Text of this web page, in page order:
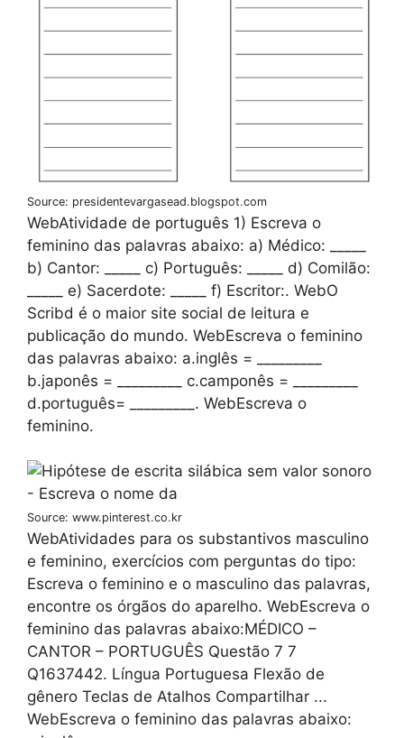
Source: presidentevargasead.blogspot.com
WebAtividade de português 1) Escreva o
feminino das palavras abaixo: a) Médico: _____
b) Cantor: _____ c) Português: _____ d) Comilão:
_____ e) Sacerdote: _____ f) Escritor:. WebO
Scribd é o maior site social de leitura e
publicação do mundo. WebEscreva o feminino
das palavras abaixo: a.inglês = _________
b.japonês = _________ c.camponês = _________
d.português= _________. WebEscreva o
feminino.
Source: www.pinterest.co.kr
WebAtividades para os substantivos masculino
e feminino, exercícios com perguntas do tipo:
Escreva o feminino e o masculino das palavras,
encontre os órgãos do aparelho. WebEscreva o
feminino das palavras abaixo:MÉDICO –
CANTOR – PORTUGUÊS Questão 7 7
Q1637442. Língua Portuguesa Flexão de
gênero Teclas de Atalhos Compartilhar ...
WebEscreva o feminino das palavras abaixo: